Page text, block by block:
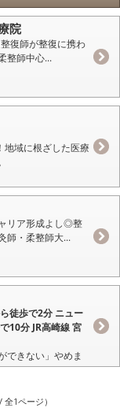
院
復師が整復に携わ
整師中心...
域に根ざした医療
リア形成よし◎整
師・柔整師大...
徒歩で2分 ニュー
10分 JR高崎線 宮
できない」やめま
1ページ）